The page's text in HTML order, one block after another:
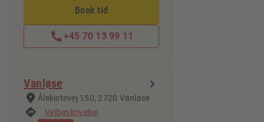
Book tid
+45 70 13 99 11
Vanløse
Ålekistevej 150, 2720 Vanløse
Vejbeskrivelse